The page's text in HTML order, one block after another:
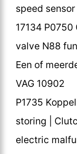
speed
17134
valve N88
Een of
VAG 10902
P1735
storing |
electric